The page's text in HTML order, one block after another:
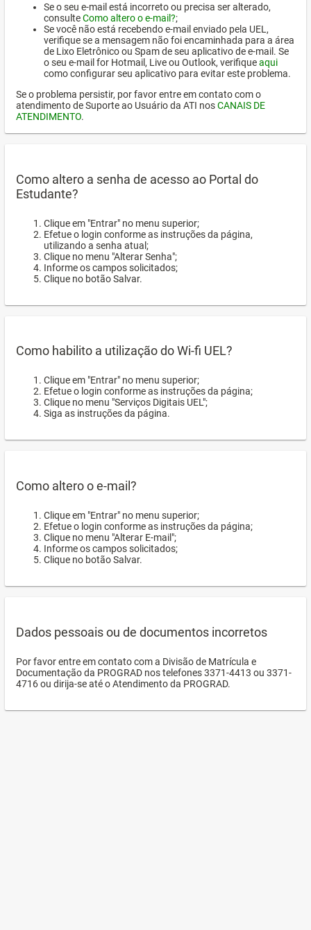
Se o seu e-mail está incorreto ou precisa ser alterado,
consulteComo altero o e-mail?;
Se você não está recebendo e-mail enviado pela UEL,
verifique se a mensagem não foi encaminhada para a área
de Lixo Eletrônico ou Spam de seu aplicativo de e-mail. Se
o seu e-mail for Hotmail, Live ou Outlook, verifiqueaqui
como configurar seu aplicativo para evitar este problema.
Se o problema persistir, por favor entre em contato com o
atendimento de Suporte ao Usuário da ATI nosCANAIS DE
ATENDIMENTO.
Como altero a senha de acesso ao Portal do
Estudante?
Clique em "Entrar" no menu superior;
Efetue o login conforme as instruções da página,
utilizando a senha atual;
Clique no menu "Alterar Senha";
Informe os campos solicitados;
Clique no botão Salvar.
Como habilito a utilização do Wi-fi UEL?
Clique em "Entrar" no menu superior;
Efetue o login conforme as instruções da página;
Clique no menu "Serviços Digitais UEL";
Siga as instruções da página.
Como altero o e-mail?
Clique em "Entrar" no menu superior;
Efetue o login conforme as instruções da página;
Clique no menu "Alterar E-mail";
Informe os campos solicitados;
Clique no botão Salvar.
Dados pessoais ou de documentos incorretos
Por favor entre em contato com a Divisão de Matrícula e
Documentação da PROGRAD nos telefones 3371-4413 ou 3371-
4716 ou dirija-se até o Atendimento da PROGRAD.